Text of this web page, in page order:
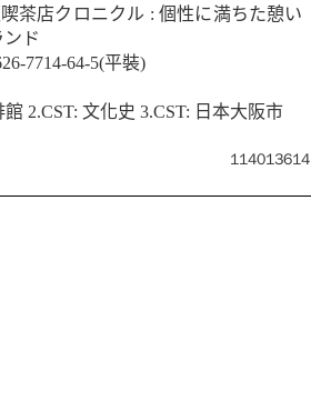
茶店クロニクル : 個性に満ちた憩い
ド
7714-64-5(平裝)
館 2.CST: 文化史 3.CST: 日本大阪市
114013614